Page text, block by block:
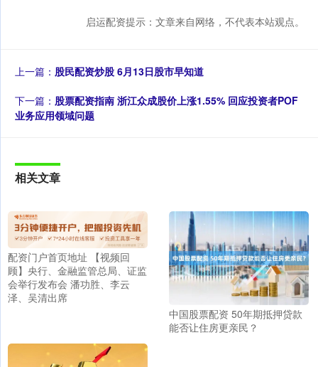
启运配资提示：文章来自网络，不代表本站观点。
上一篇： 股民配资炒股 6月13日股市早知道
下一篇： 股票配资指南 浙江众成股价上涨1.55% 回应投资者POF
业务应用领域问题
相关文章
配资门户首页地址 【视频回
顾】央行、金融监管总局、证监
会举行发布会 潘功胜、李云
泽、吴清出席
中国股票配资 50年期抵押贷款
能否让住房更亲民？